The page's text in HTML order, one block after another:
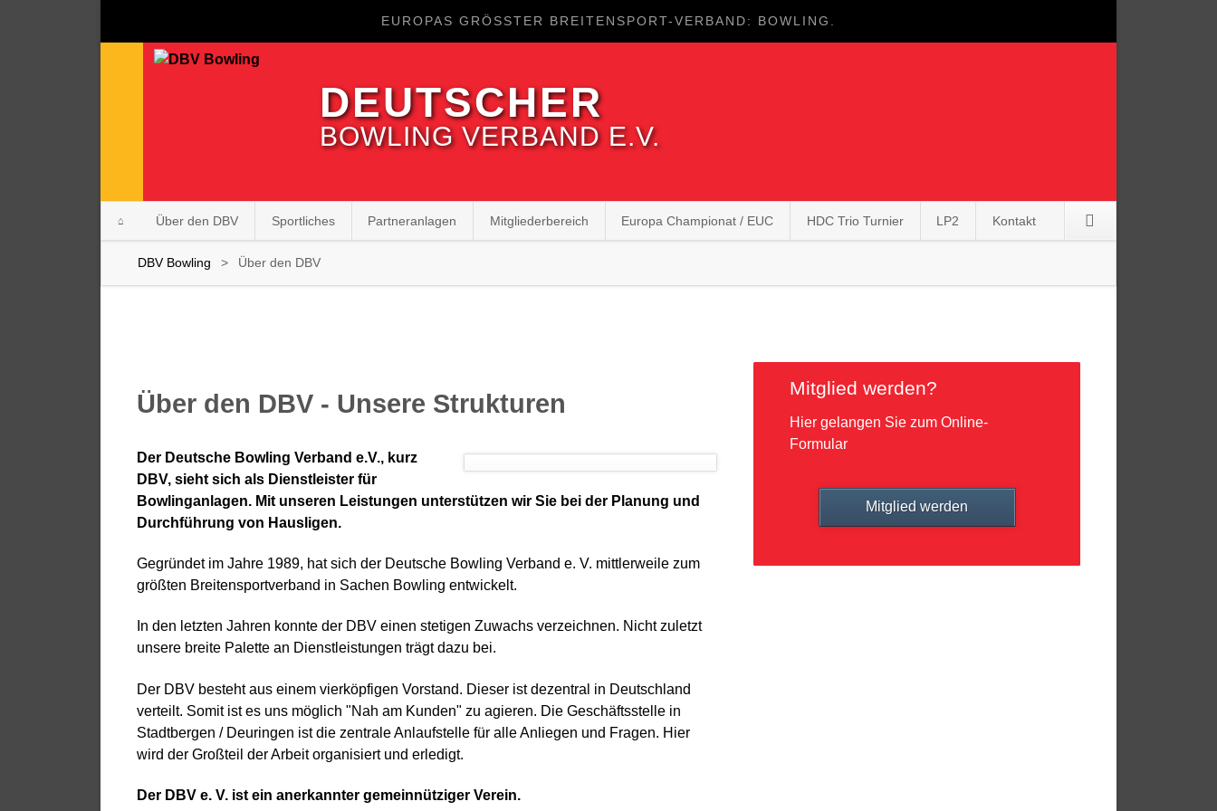
EUROPAS GRÖSSTER BREITENSPORT-VERBAND: BOWLING.
DEUTSCHER
BOWLING VERBAND E.V.
Navigation
überspringen
Über den DBV Sportliches Partneranlagen Mitgliederbereich Europa Championat / EUC HDC Trio Turnier LP2 Kontakt
DBV Bowling Über den DBV
Über den DBV - Unsere Strukturen
Der Deutsche Bowling Verband e.V., kurz
DBV, sieht sich als Dienstleister für
Bowlinganlagen. Mit unseren Leistungen unterstützen wir Sie bei der Planung und
Durchführung von Hausligen.
Gegründet im Jahre 1989, hat sich der Deutsche Bowling Verband e. V. mittlerweile zum
größten Breitensportverband in Sachen Bowling entwickelt.
In den letzten Jahren konnte der DBV einen stetigen Zuwachs verzeichnen. Nicht zuletzt
unsere breite Palette an Dienstleistungen trägt dazu bei.
Der DBV besteht aus einem vierköpfigen Vorstand. Dieser ist dezentral in Deutschland
verteilt. Somit ist es uns möglich "Nah am Kunden" zu agieren. Die Geschäftsstelle in
Stadtbergen / Deuringen ist die zentrale Anlaufstelle für alle Anliegen und Fragen. Hier
wird der Großteil der Arbeit organisiert und erledigt.
Der DBV e. V. ist ein anerkannter gemeinnütziger Verein.
Mitglied werden?
Hier gelangen Sie zum Online-
Formular
Mitglied werden